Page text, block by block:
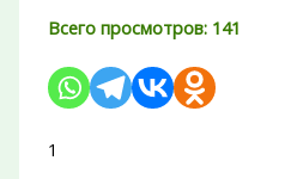
Всего просмотров: 141
1